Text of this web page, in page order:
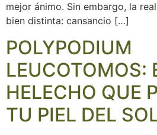
mejor ánimo. Sin embargo, la
bien distinta: cansancio […]
POLYPODIUM
LEUCOTOMOS:
HELECHO QUE
TU PIEL DEL